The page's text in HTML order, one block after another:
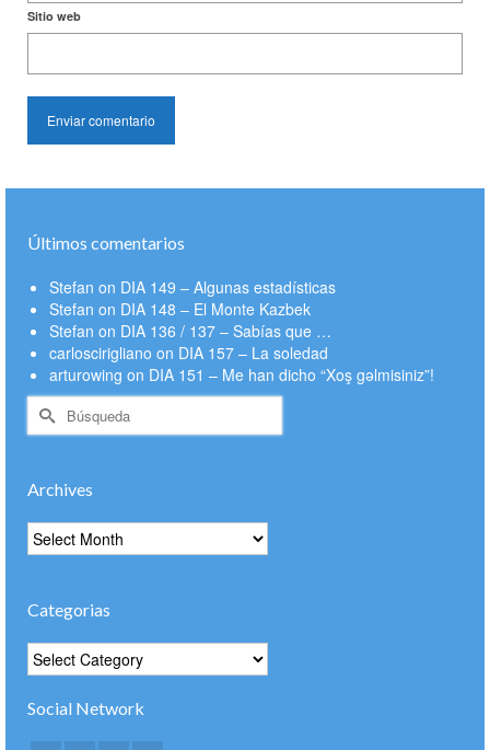
Sitio web
Últimos comentarios
Stefan on DIA 149 – Algunas estadísticas
Stefan on DIA 148 – El Monte Kazbek
Stefan on DIA 136 / 137 – Sabías que …
carloscirigliano on DIA 157 – La soledad
arturowing on DIA 151 – Me han dicho “Xoş gəlmisiniz”!
Buscar
por:
Archives
Archives
Categorias
Categorias
Social Network